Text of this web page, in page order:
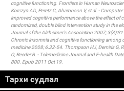
cognitive functioning. Frontiers in Human
Korczyn AD, Peretz C, Aharonson V, et al. -
improved cognitive performance above the effect of
randomized, double blind intervention study in the
Journal of the Alzheimer's Association 2007;
Chronic insomnia and cognitive functioning among
medicine 2008; 6:32-54. Thompson HJ, Demiris G,
O, Reeder B. - Telemedicine Journal and E-health
800. Epub 2011 Oct 19.
Тархи судлал